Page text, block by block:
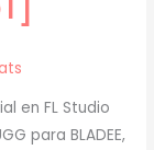
en FL Studio
para BLADEE,